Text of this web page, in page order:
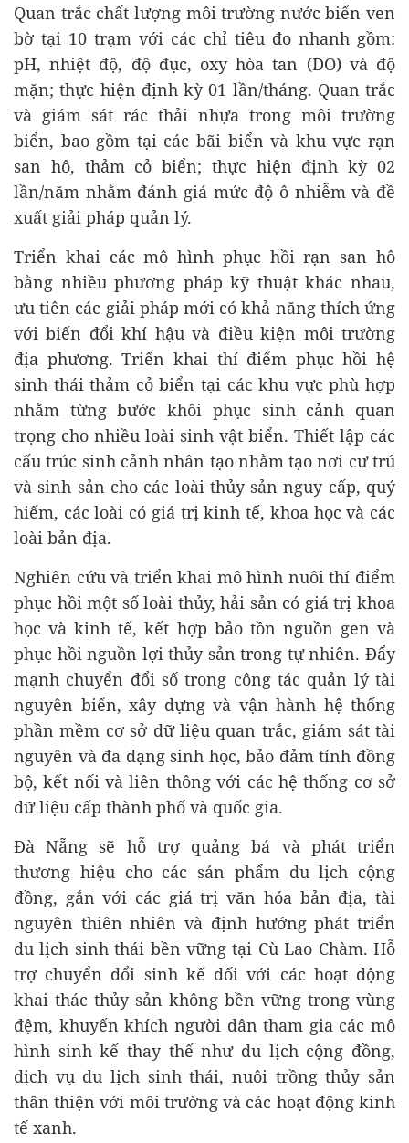
Quan trắc chất lượng môi trường nước biển ven
bờ tại 10 trạm với các chỉ tiêu đo nhanh gồm:
pH, nhiệt độ, độ đục, oxy hòa tan (DO) và độ
mặn; thực hiện định kỳ 01 lần/tháng. Quan trắc
và giám sát rác thải nhựa trong môi trường
biển, bao gồm tại các bãi biển và khu vực rạn
san hô, thảm cỏ biển; thực hiện định kỳ 02
lần/năm nhằm đánh giá mức độ ô nhiễm và đề
xuất giải pháp quản lý.
Triển khai các mô hình phục hồi rạn san hô
bằng nhiều phương pháp kỹ thuật khác nhau,
ưu tiên các giải pháp mới có khả năng thích ứng
với biến đổi khí hậu và điều kiện môi trường
địa phương. Triển khai thí điểm phục hồi hệ
sinh thái thảm cỏ biển tại các khu vực phù hợp
nhằm từng bước khôi phục sinh cảnh quan
trọng cho nhiều loài sinh vật biển. Thiết lập các
cấu trúc sinh cảnh nhân tạo nhằm tạo nơi cư trú
và sinh sản cho các loài thủy sản nguy cấp, quý
hiếm, các loài có giá trị kinh tế, khoa học và các
loài bản địa.
Nghiên cứu và triển khai mô hình nuôi thí điểm
phục hồi một số loài thủy, hải sản có giá trị khoa
học và kinh tế, kết hợp bảo tồn nguồn gen và
phục hồi nguồn lợi thủy sản trong tự nhiên. Đẩy
mạnh chuyển đổi số trong công tác quản lý tài
nguyên biển, xây dựng và vận hành hệ thống
phần mềm cơ sở dữ liệu quan trắc, giám sát tài
nguyên và đa dạng sinh học, bảo đảm tính đồng
bộ, kết nối và liên thông với các hệ thống cơ sở
dữ liệu cấp thành phố và quốc gia.
Đà Nẵng sẽ hỗ trợ quảng bá và phát triển
thương hiệu cho các sản phẩm du lịch cộng
đồng, gắn với các giá trị văn hóa bản địa, tài
nguyên thiên nhiên và định hướng phát triển
du lịch sinh thái bền vững tại Cù Lao Chàm. Hỗ
trợ chuyển đổi sinh kế đối với các hoạt động
khai thác thủy sản không bền vững trong vùng
đệm, khuyến khích người dân tham gia các mô
hình sinh kế thay thế như du lịch cộng đồng,
dịch vụ du lịch sinh thái, nuôi trồng thủy sản
thân thiện với môi trường và các hoạt động kinh
tế xanh.